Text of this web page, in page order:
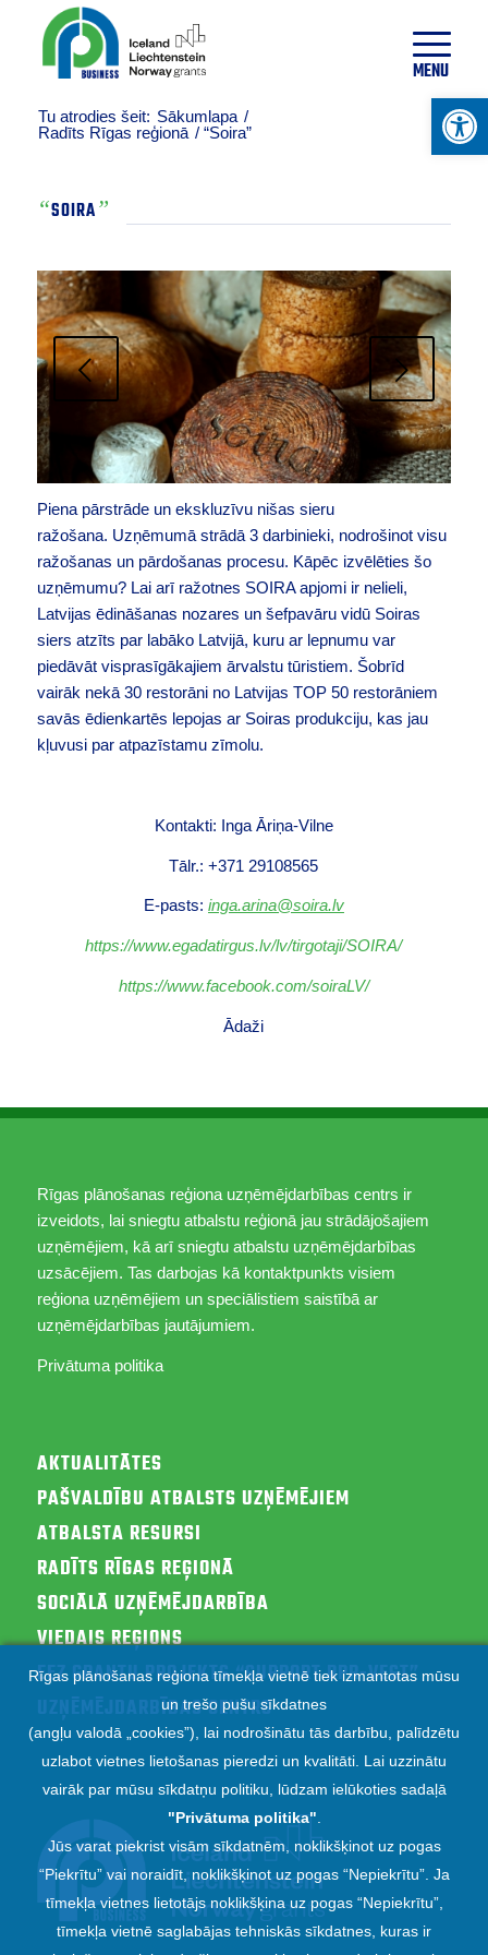
MENU
Tu atrodies šeit: Sākumlapa /
Radīts Rīgas reģionā / “Soira”
“SOIRA”
Next
Piena pārstrāde un ekskluzīvu nišas sieru
ražošana. Uzņēmumā strādā 3 darbinieki, nodrošinot visu
ražošanas un pārdošanas procesu. Kāpēc izvēlēties šo
uzņēmumu? Lai arī ražotnes SOIRA apjomi ir nelieli,
Latvijas ēdināšanas nozares un šefpavāru vidū Soiras
siers atzīts par labāko Latvijā, kuru ar lepnumu var
piedāvāt visprasīgākajiem ārvalstu tūristiem. Šobrīd
vairāk nekā 30 restorāni no Latvijas TOP 50 restorāniem
savās ēdienkartēs lepojas ar Soiras produkciju, kas jau
kļuvusi par atpazīstamu zīmolu.
Kontakti: Inga Āriņa-Vilne
Tālr.: +371 29108565
E-pasts: inga.arina@soira.lv
https://www.egadatirgus.lv/lv/tirgotaji/SOIRA/
https://www.facebook.com/soiraLV/
Ādaži
Rīgas plānošanas reģiona uzņēmējdarbības centrs ir
izveidots, lai sniegtu atbalstu reģionā jau strādājošajiem
uzņēmējiem, kā arī sniegtu atbalstu uzņēmējdarbības
uzsācējiem. Tas darbojas kā kontaktpunkts visiem
reģiona uzņēmējiem un speciālistiem saistībā ar
uzņēmējdarbības jautājumiem.
Privātuma politika
AKTUALITĀTES
PAŠVALDĪBU ATBALSTS UZŅĒMĒJIEM
ATBALSTA RESURSI
RADĪTS RĪGAS REĢIONĀ
SOCIĀLĀ UZŅĒMĒJDARBĪBA
VIEDAIS REĢIONS
EEZ GRANTU PROJEKTS “SUPPORT RPR-VEST”
UZŅĒMĒJDARBĪBAS CENTRS
Rīgas plānošanas reģiona tīmekļa vietnē tiek izmantotas mūsu
un trešo pušu sīkdatnes
(angļu valodā „cookies”), lai nodrošinātu tās darbību, palīdzētu
uzlabot vietnes lietošanas pieredzi un kvalitāti. Lai uzzinātu
vairāk par mūsu sīkdatņu politiku, lūdzam ielūkoties sadaļā
"Privātuma politika"
Jūs varat piekrist visām sīkdatnēm, noklikšķinot uz pogas
“Piekrītu” vai noraidīt, noklikšķinot uz pogas “Nepiekrītu”. Ja
tīmekļa vietnes lietotājs noklikšķina uz pogas “Nepiekrītu”,
tīmekļa vietnē saglabājas tehniskās sīkdatnes, kuras ir